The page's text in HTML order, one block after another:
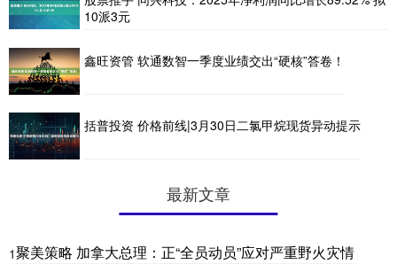
10派3元
鑫旺资管 软通数智一季度业绩交出“硬核”答卷！
括普投资 价格前线|3月30日二氯甲烷现货异动提示
最新文章
1聚美策略 加拿大总理：正“全员动员”应对严重野火灾情